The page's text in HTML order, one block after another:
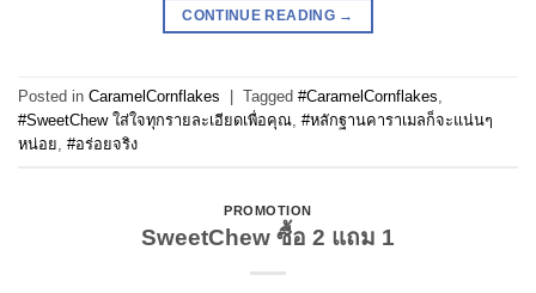
CONTINUE READING →
Posted in CaramelCornflakes Tagged #CaramelCornflakes
#SweetChew ใส่ใจทุกรายละเอียดเพื่อคุณ #หลักฐานคาราเมลก็จะแน่นๆ
หน่อย #อร่อยจริง
PROMOTION
SweetChew ซื้อ 2 แถม 1